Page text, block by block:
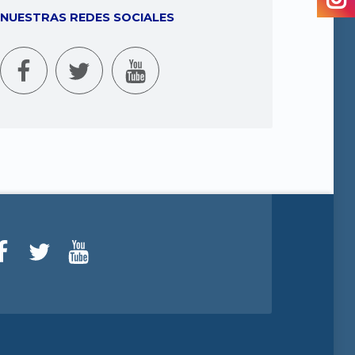
NUESTRAS REDES SOCIALES